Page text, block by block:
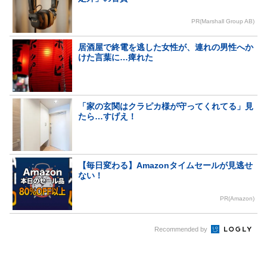
PR(Marshall Group AB)
居酒屋で終電を逃した女性が、連れの男性へか
けた言葉に…痺れた
「家の玄関はクラピカ様が守ってくれてる」見
たら…すげえ！
【毎日変わる】Amazonタイムセールが見逃せ
ない！
PR(Amazon)
Recommended by